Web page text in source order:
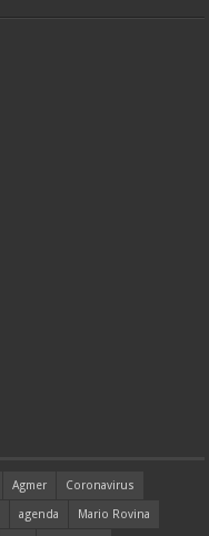
Agmer
Coronavirus
agenda
Mario Rovina